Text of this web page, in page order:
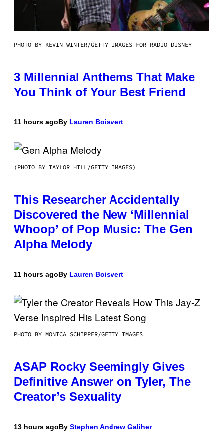
PHOTO BY KEVIN WINTER/GETTY IMAGES FOR RADIO DISNEY
3 Millennial Anthems That Make
You Think of Your Best Friend
11 hours agoBy Lauren Boisvert
(PHOTO BY TAYLOR HILL/GETTY IMAGES)
This Researcher Accidentally
Discovered the New ‘Millennial
Whoop’ of Pop Music: The Gen
Alpha Melody
11 hours agoBy Lauren Boisvert
PHOTO BY MONICA SCHIPPER/GETTY IMAGES
ASAP Rocky Seemingly Gives
Definitive Answer on Tyler, The
Creator’s Sexuality
13 hours agoBy Stephen Andrew Galiher